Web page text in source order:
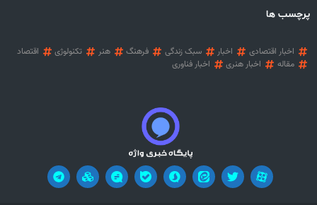
پرچسب ها
اخبار اقتصادی اخبار سبک زندگی فرهنگ هنر تکنولوژی
اقتصاد
مقاله
اخبار هنری اخبار فناوری